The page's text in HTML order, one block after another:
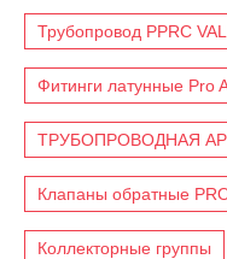
Трубопровод PPRC
Фитинги латунные Pro
ТРУБОПРОВОДНАЯ
Клапаны обратные
Коллекторные группы